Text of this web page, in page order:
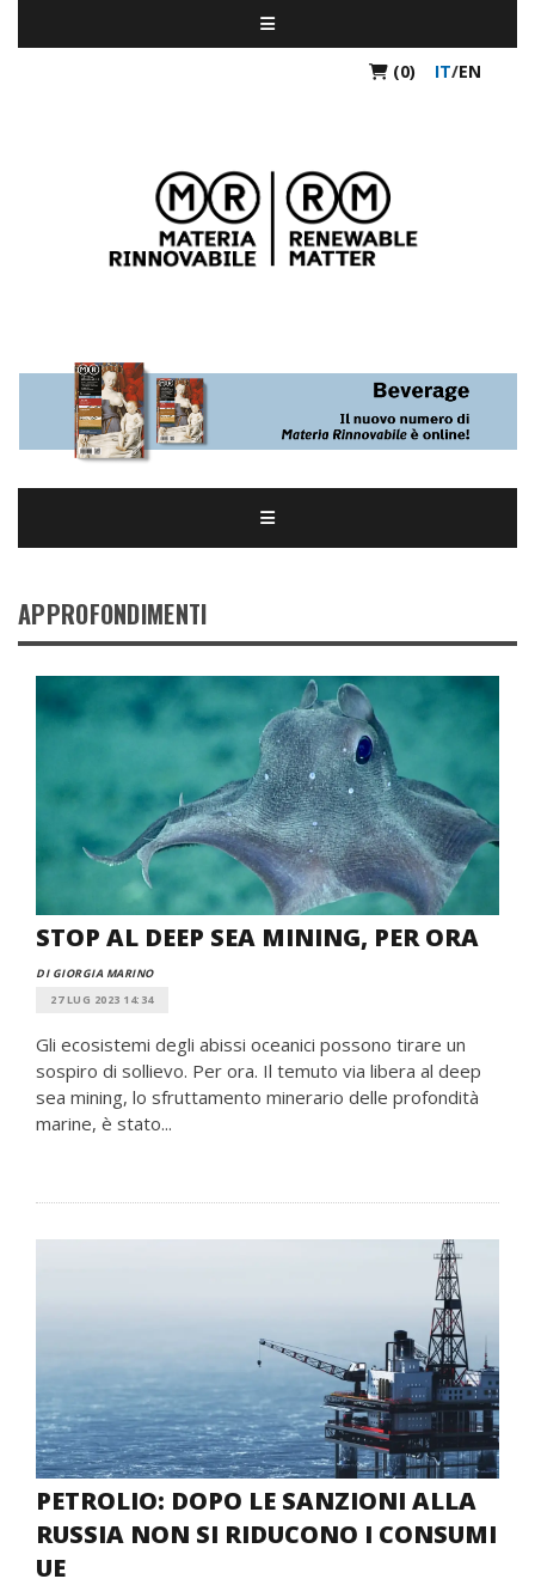
(0) IT/EN
APPROFONDIMENTI
STOP AL DEEP SEA MINING, PER ORA
DI GIORGIA MARINO
27 LUG 2023 14:34
Gli ecosistemi degli abissi oceanici possono tirare un
sospiro di sollievo. Per ora. Il temuto via libera al deep
sea mining, lo sfruttamento minerario delle profondità
marine, è stato...
PETROLIO: DOPO LE SANZIONI ALLA
RUSSIA NON SI RIDUCONO I CONSUMI
UE